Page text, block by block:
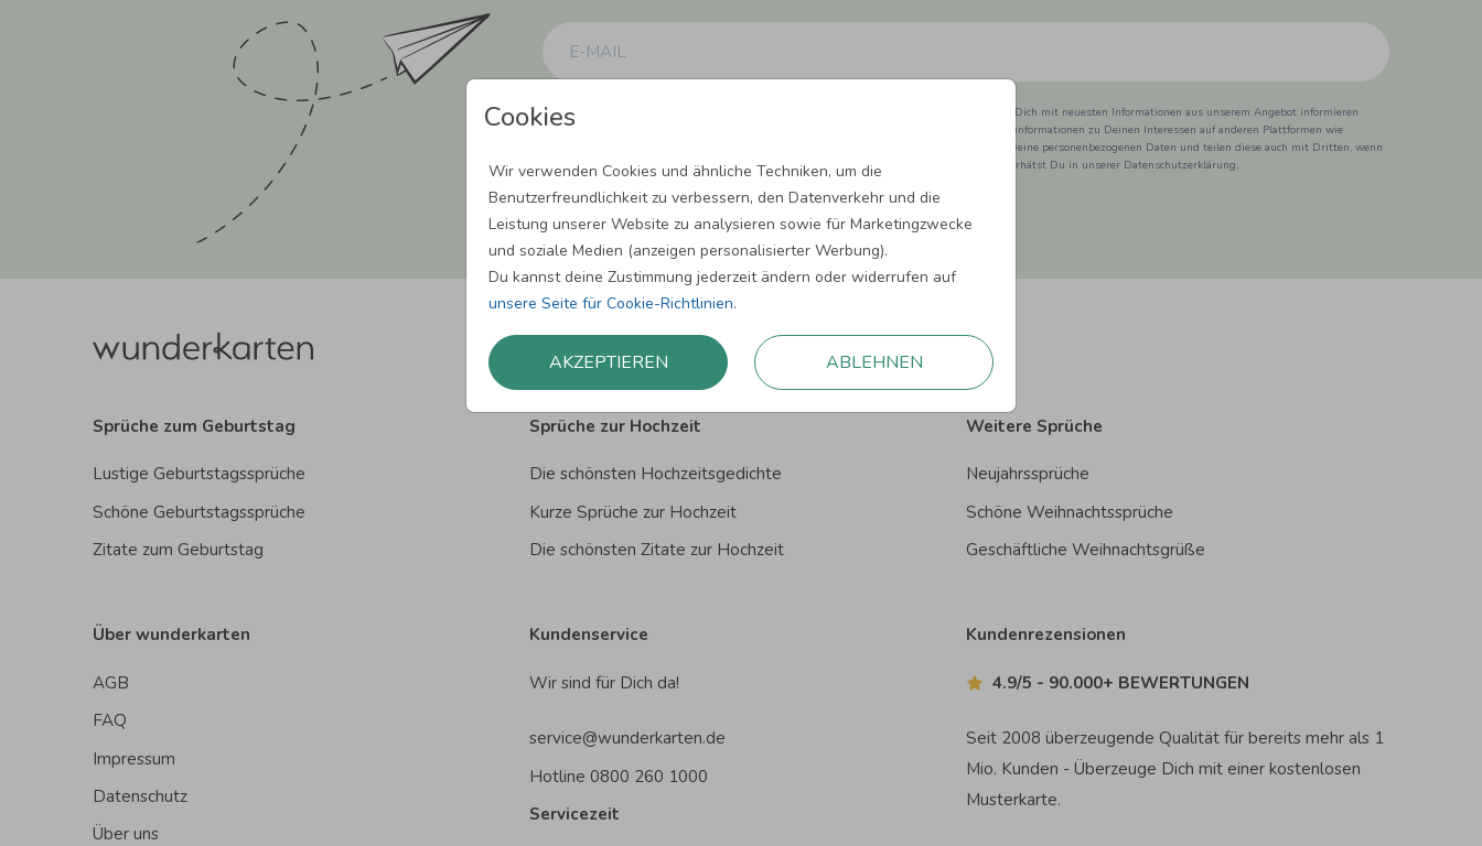
Cookies
Wir verwenden Cookies und ähnliche Techniken, um die
Benutzerfreundlichkeit zu verbessern, den Datenverkehr und die
Leistung unserer Website zu analysieren sowie für Marketingzwecke
und soziale Medien (anzeigen personalisierter Werbung).
Du kannst deine Zustimmung jederzeit ändern oder widerrufen auf
unsere Seite für Cookie-Richtlinien.
AKZEPTIEREN ABLEHNEN
Einwilligung zur Datennutzung für Marketingzwecke: Hiermit willigst Du ein, dass wir Dich mit neuesten Informationen aus unserem Angebot informieren
können. Dies umfasst den Versand unseres Newsletters. Zudem können wir Dir Produktinformationen zu Deinen Interessen auf anderen Plattformen wie
Facebook und Google anzeigen. Um Dir diesen Service anbieten zu können, nutzen wir Deine personenbezogenen Daten und teilen diese auch mit Dritten, wenn
erforderlich. Du kannst diese Einwilligung jederzeit widerrufen. Weitere Informationen erhätst Du in unserer Datenschutzerklärung.
ANMELDEN
Sprüche zum Geburtstag
Lustige Geburtstagssprüche
Schöne Geburtstagssprüche
Zitate zum Geburtstag
Sprüche zur Hochzeit
Die schönsten Hochzeitsgedichte
Kurze Sprüche zur Hochzeit
Die schönsten Zitate zur Hochzeit
Weitere Sprüche
Neujahrssprüche
Schöne Weihnachtssprüche
Geschäftliche Weihnachtsgrüße
Über wunderkarten
AGB
FAQ
Impressum
Datenschutz
Über uns
Kundenservice
Wir sind für Dich da!
service@wunderkarten.de
Hotline 0800 260 1000
Servicezeit
Kundenrezensionen
4.9/5 - 90.000+ BEWERTUNGEN
Seit 2008 überzeugende Qualität für bereits mehr als 1
Mio. Kunden - Überzeuge Dich mit einer kostenlosen
Musterkarte.